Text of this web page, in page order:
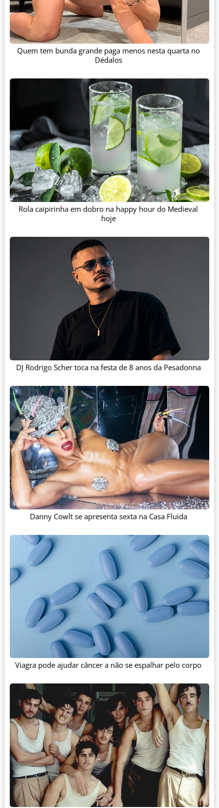
Quem tem bunda grande paga menos nesta quarta no
Dédalos
Rola caipirinha em dobro na happy hour do Medieval
hoje
DJ Rodrigo Scher toca na festa de 8 anos da Pesadonna
Danny Cowlt se apresenta sexta na Casa Fluida
Viagra pode ajudar câncer a não se espalhar pelo corpo